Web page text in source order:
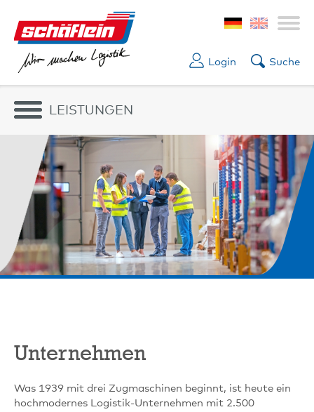
Login Suche
Unternehmen
Was 1939 mit drei Zugmaschinen beginnt, ist heute ein
hochmodernes Logistik-Unternehmen mit 2.500